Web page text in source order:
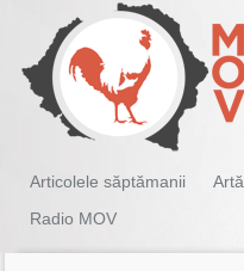
Articolele săptămanii Artă
Radio MOV